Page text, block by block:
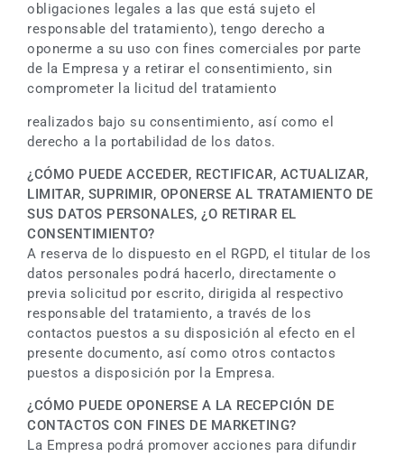
obligaciones legales a las que está sujeto el
responsable del tratamiento), tengo derecho a
oponerme a su uso con fines comerciales por parte
de la Empresa y a retirar el consentimiento, sin
comprometer la licitud del tratamiento
realizados bajo su consentimiento, así como el
derecho a la portabilidad de los datos.
¿CÓMO PUEDE ACCEDER, RECTIFICAR, ACTUALIZAR,
LIMITAR, SUPRIMIR, OPONERSE AL TRATAMIENTO DE
SUS DATOS PERSONALES, ¿O RETIRAR EL
CONSENTIMIENTO?
A reserva de lo dispuesto en el RGPD, el titular de los
datos personales podrá hacerlo, directamente o
previa solicitud por escrito, dirigida al respectivo
responsable del tratamiento, a través de los
contactos puestos a su disposición al efecto en el
presente documento, así como otros contactos
puestos a disposición por la Empresa.
¿CÓMO PUEDE OPONERSE A LA RECEPCIÓN DE
CONTACTOS CON FINES DE MARKETING?
La Empresa podrá promover acciones para difundir